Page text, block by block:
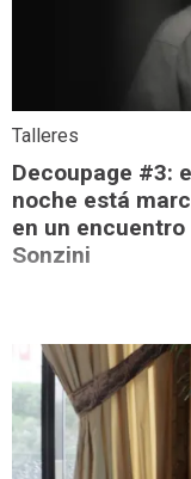
Talleres
Decoupage #3:
noche está
en un
Sonzini